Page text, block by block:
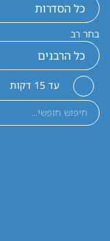
בחר רב
עד 15 דקות